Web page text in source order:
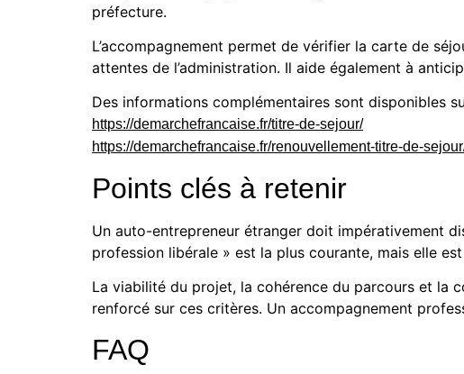
préfecture.
L’accompagnement permet de vérifier la carte de
attentes de l’administration. Il aide également à
Des informations complémentaires sont disponibles
https://demarchefrancaise.fr/titre-de-sejour/
https://demarchefrancaise.fr/renouvellement-titre-de-
Points clés à retenir
Un auto-entrepreneur étranger doit impérativement
profession libérale » est la plus courante, mais elle
La viabilité du projet, la cohérence du parcours et la
renforcé sur ces critères. Un accompagnement
FAQ